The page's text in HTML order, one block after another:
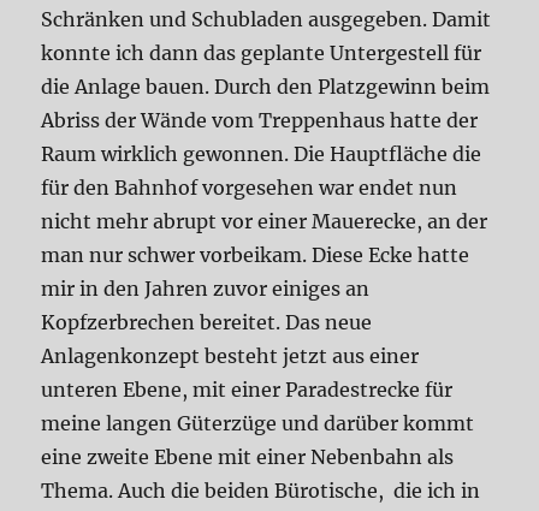
Schränken und Schubladen ausgegeben. Damit
konnte ich dann das geplante Untergestell für
die Anlage bauen. Durch den Platzgewinn beim
Abriss der Wände vom Treppenhaus hatte der
Raum wirklich gewonnen. Die Hauptfläche die
für den Bahnhof vorgesehen war endet nun
nicht mehr abrupt vor einer Mauerecke, an der
man nur schwer vorbeikam. Diese Ecke hatte
mir in den Jahren zuvor einiges an
Kopfzerbrechen bereitet. Das neue
Anlagenkonzept besteht jetzt aus einer
unteren Ebene, mit einer Paradestrecke für
meine langen Güterzüge und darüber kommt
eine zweite Ebene mit einer Nebenbahn als
Thema. Auch die beiden Bürotische, die ich in